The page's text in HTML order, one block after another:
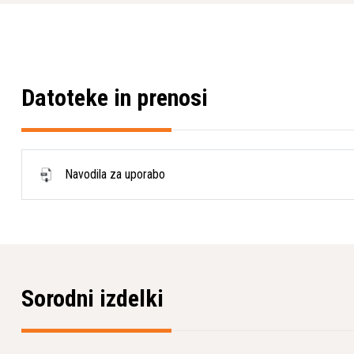
omogoča hitro in enostavno čiščenje. Varjen okvir omogoča
Datoteke in prenosi
Navodila za uporabo
Sorodni izdelki